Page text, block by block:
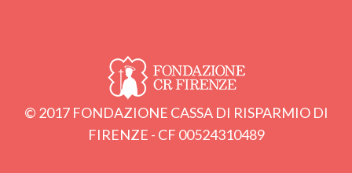
© 2017 FONDAZIONE CASSA DI RISPARMIO DI
FIRENZE - CF 00524310489